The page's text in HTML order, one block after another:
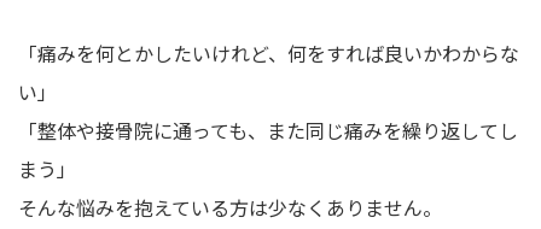
「痛みを何とかしたいけれど、何をすれば良いかわからな
い」
「整体や接骨院に通っても、また同じ痛みを繰り返してし
まう」
そんな悩みを抱えている方は少なくありません。